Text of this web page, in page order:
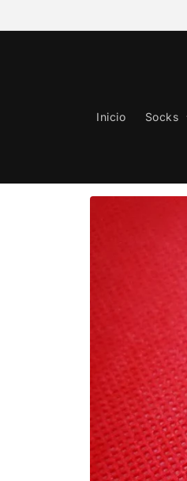
al contenido
Inicio Socks
Ir
directamente